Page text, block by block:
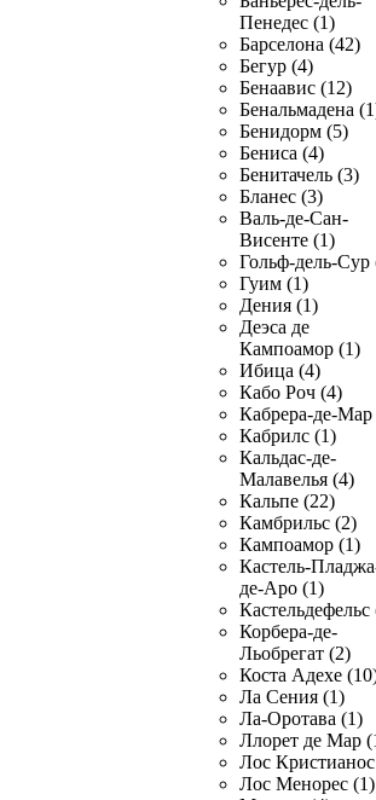
Пенедес (1)
Барселона (42)
Бегур (4)
Бенаавис (12)
Бенальмадена
Бенидорм (5)
Бениса (4)
Бенитачель (3)
Бланес (3)
Валь-де-Сан-
Висенте (1)
Гольф-дель-Сур
Гуим (1)
Дения (1)
Деэса де
Кампоамор (1)
Ибица (4)
Кабо Роч (4)
Кабрера-де-Мар
Кабрилс (1)
Кальдас-де-
Малавелья (4)
Кальпе (22)
Камбрильс (2)
Кампоамор (1)
Кастель-
де-Аро (1)
Кастельдефельс
Корбера-де-
Льобрегат (2)
Коста Адехе
Ла Сения (1)
Ла-Оротава (1)
Ллорет де Мар
Лос
Лос Менорес (1)